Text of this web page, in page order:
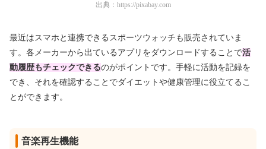
出典： https://pixabay.com
最近はスマホと連携できるスポーツウォッチも販売されていま
す。各メーカーから出ているアプリをダウンロードすることで活
動履歴もチェックできるのがポイントです。手軽に活動を記録を
でき、それを確認することでダイエットや健康管理に役立てるこ
とができます。
音楽再生機能